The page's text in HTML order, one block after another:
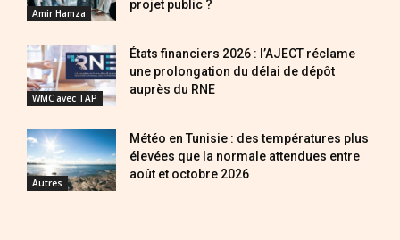
Amir Hamza
projet public ?
WMC avec TAP
États financiers 2026 : l’AJECT réclame
une prolongation du délai de dépôt
auprès du RNE
Autres
Météo en Tunisie : des températures plus
élevées que la normale attendues entre
août et octobre 2026